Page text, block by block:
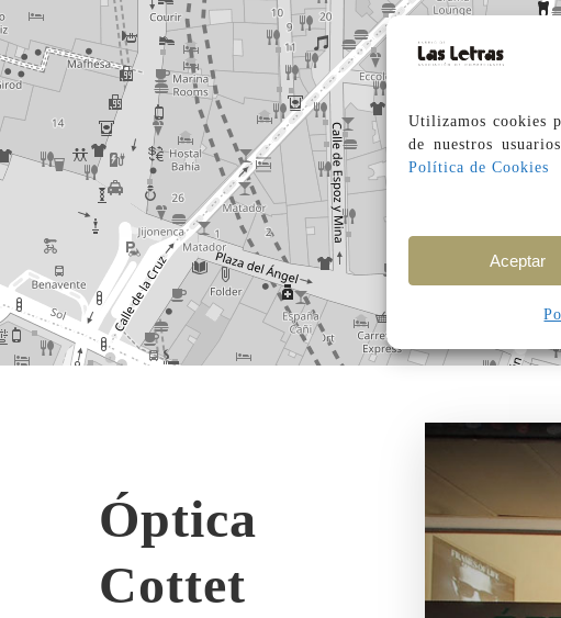
Utilizamos cookies
de nuestros
Política de Cookies
Aceptar
Óptica
Cottet